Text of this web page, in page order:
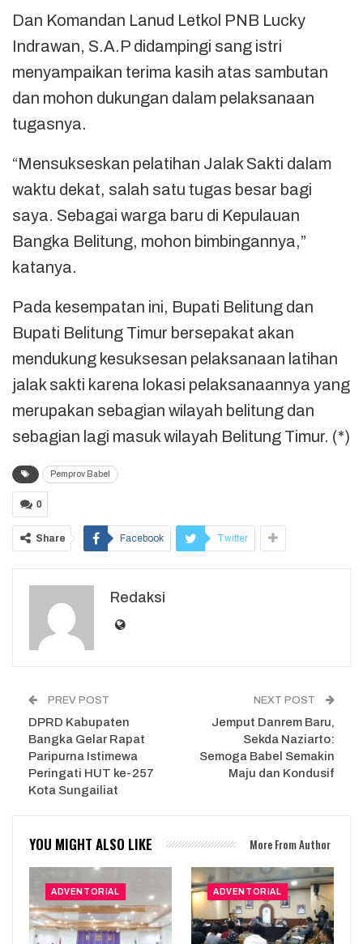
Dan Komandan Lanud Letkol PNB Lucky
Indrawan, S.A.P didampingi sang istri
menyampaikan terima kasih atas sambutan
dan mohon dukungan dalam pelaksanaan
tugasnya.
“Mensukseskan pelatihan Jalak Sakti dalam
waktu dekat, salah satu tugas besar bagi
saya. Sebagai warga baru di Kepulauan
Bangka Belitung, mohon bimbingannya,”
katanya.
Pada kesempatan ini, Bupati Belitung dan
Bupati Belitung Timur bersepakat akan
mendukung kesuksesan pelaksanaan latihan
jalak sakti karena lokasi pelaksanaannya yang
merupakan sebagian wilayah belitung dan
sebagian lagi masuk wilayah Belitung Timur. (*)
Pemprov Babel
0
Share Facebook Twitter
Redaksi
PREV POST
DPRD Kabupaten
Bangka Gelar Rapat
Paripurna Istimewa
Peringati HUT ke-257
Kota Sungailiat
NEXT POST
Jemput Danrem Baru,
Sekda Naziarto:
Semoga Babel Semakin
Maju dan Kondusif
YOU MIGHT ALSO LIKE More From Author
ADVENTORIAL ADVENTORIAL